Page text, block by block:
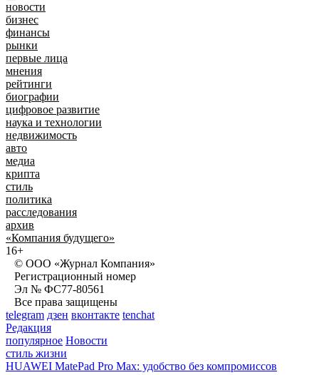
новости
бизнес
финансы
рынки
первые лица
мнения
рейтинги
биографии
цифровое развитие
наука и технологии
недвижимость
авто
медиа
крипта
стиль
политика
расследования
архив
«Компания будущего»
16+
© ООО «Журнал Компания»
Регистрационный номер
Эл № ФС77-80561
Все права защищены
telegram дзен вконтакте tenchat
Редакция
популярное Новости
стиль жизни
HUAWEI MatePad Pro Max: удобство без компромиссов